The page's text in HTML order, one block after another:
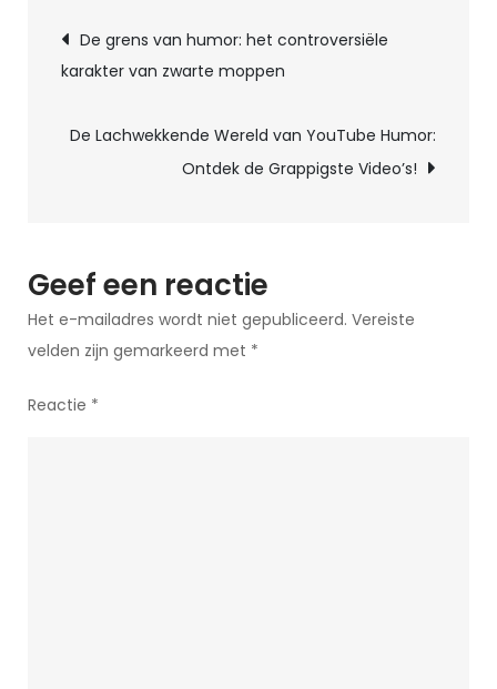
Berichtnavigatie
De grens van humor: het controversiële
karakter van zwarte moppen
De Lachwekkende Wereld van YouTube Humor:
Ontdek de Grappigste Video’s!
Geef een reactie
Het e-mailadres wordt niet gepubliceerd. Vereiste
velden zijn gemarkeerd met *
Reactie *